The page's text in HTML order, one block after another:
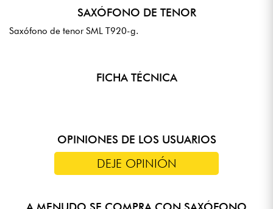
SAXÓFONO DE TENOR
Saxófono de tenor SML T920-g.
FICHA TÉCNICA
OPINIONES DE LOS USUARIOS
DEJE OPINIÓN